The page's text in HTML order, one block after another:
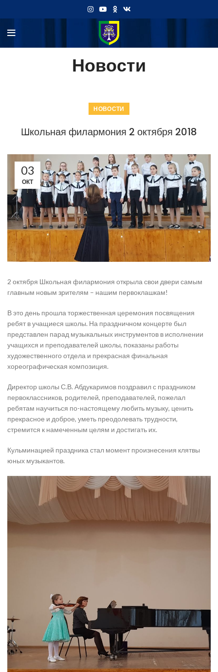
Новости
НОВОСТИ
Школьная филармония 2 октября 2018
03
ОКТ
2 октября Школьная филармония открыла свои двери самым
главным новым зрителям – нашим первоклашкам!
В это день прошла торжественная церемония посвящения
ребят в учащиеся школы. На праздничном концерте был
представлен парад музыкальных инструментов в исполнении
учащихся и преподавателей школы, показаны работы
художественного отдела и прекрасная финальная
хореографическая композиция.
Директор школы С.В. Абдукаримов поздравил с праздником
первоклассников, родителей, преподавателей, пожелал
ребятам научиться по-настоящему любить музыку, ценить
прекрасное и доброе, уметь преодолевать трудности,
стремится к намеченным целям и достигать их.
Кульминацией праздника стал момент произнесения клятвы
юных музыкантов.